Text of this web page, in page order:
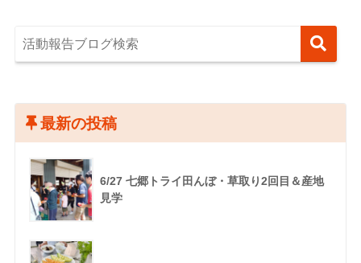
最新の投稿
6/27 七郷トライ田んぼ・草取り2回目＆産地
見学